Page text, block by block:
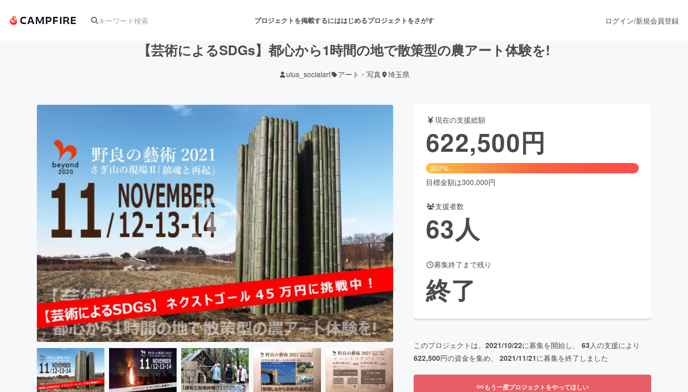
プロジェクトを掲載するにははじめるプロジェクトをさがす
舞台・パフォーマンス
テクノロジー・ガジェット ゲーム・サービス開発 ファッション
映像・映画 書籍・雑誌出版
ビジネス・起業 チャレンジ ビューティー・ヘルスケア
まちづくり・地域活性化
CAMPFIRE for Social GoodCAMPFIRE Creation
CAMPFIREふるさと納税 machi-ya
ログイン/新規会員登録
【芸術によるSDGs】都心から1時間の地で散策型の農アート体験を!
ulus_socialart アート・写真 埼玉県
現在の支援総額
622,500円
207%
目標金額は300,000円
支援者数
63人
募集終了まで残り
終了
このプロジェクトは、 2021/10/22に募集を開始し、 63人の支援により
622,500円の資金を集め、 2021/11/21に募集を終了しました
もう一度プロジェクトをやってほしい